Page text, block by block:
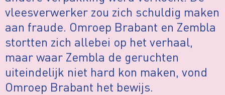
vleesverwerker zou zich schuldig maken
aan fraude. Omroep Brabant en Zembla
stortten zich allebei op het verhaal,
maar waar Zembla de geruchten
uiteindelijk niet hard kon maken, vond
Omroep Brabant het bewijs.